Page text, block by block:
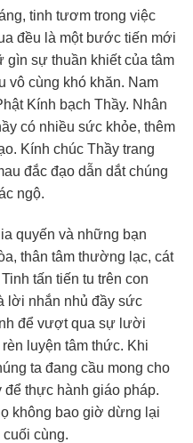
tinh tươm trong việc
đều là một bước tiến mới
gìn sự thuần khiết của tâm
vô cùng khó khăn. Nam
Kính bạch Thầy. Nhân
có nhiều sức khỏe, thêm
Kính chúc Thầy trang
đắc đạo dẫn dắt chúng
ngộ.
quyến và những bạn
thân tâm thường lạc, cát
tấn tiến tu trên con
lời nhắn nhủ đầy sức
để vượt qua sự lười
luyện tâm thức. Khi
ta đang cầu mong cho
thực hành giáo pháp.
không bao giờ dừng lại
cùng.